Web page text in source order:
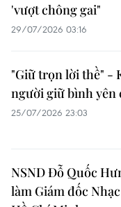
'vượt chông gai"
29/07/2026 03:16
"Giữ trọn lời thề" -
người giữ bình yên
25/07/2026 23:03
NSND Đỗ Quốc
làm Giám đốc